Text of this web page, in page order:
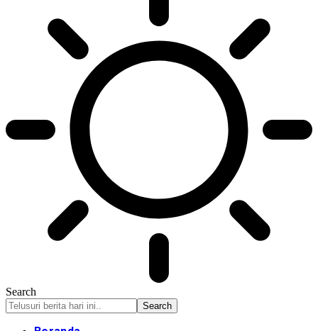
Search